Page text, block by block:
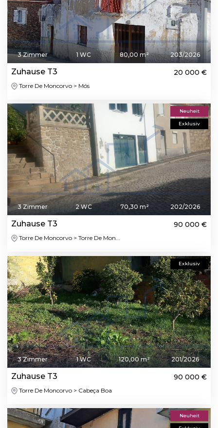
3 Zimmer 1 WC 80,00 m² 203/2026
Zuhause T3 20 000 €
Torre De Moncorvo > Mós
Neuheit
Exklusiv
3 Zimmer 2 WC 70,30 m² 202/2026
Zuhause T3 90 000 €
Torre De Moncorvo > Torre De Mon...
Exklusiv
3 Zimmer 1 WC 120,00 m² 201/2026
Zuhause T3 90 000 €
Torre De Moncorvo > Cabeça Boa
Neuheit